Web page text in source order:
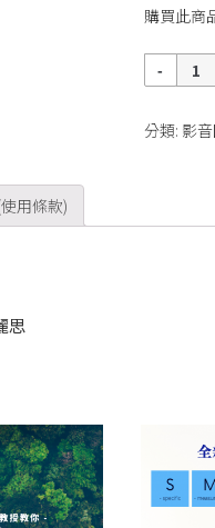
購買此商
量
分類: 影
用條款)
思